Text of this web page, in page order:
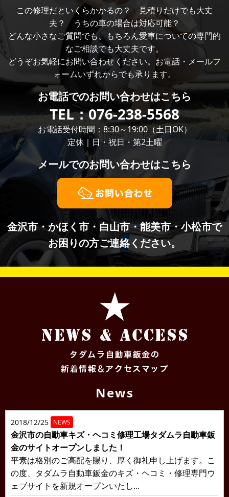
この修理だといくらかかるの？ 見積りだけでも大丈
夫？ うちの車の場合は対応可能？
どんな小さなご質問でも、もちろん愛車についての専門的
なご相談でも大丈夫です。
どうぞお気軽にお問い合わせください。お電話・メールフ
ォームいずれからでも承ります。
お電話でのお問い合わせはこちら
TEL：076-238-5568
お電話受付時間：8:30～19:00（土日OK）
定休｜日・祝日・第2土曜
メールでのお問い合わせはこちら
金沢市・かほく市・白山市・能美市・小松市で
お困りの方ご連絡ください。
News
2018/12/25 NEWS
金沢市の自動車キズ・ヘコミ修理工場タダムラ自動車鈑
金のサイトオープンしました！
平素は格別のご高配を賜り、厚く御礼申し上げます。こ
の度、タダムラ自動車鈑金のキズ・ヘコミ・修理専門ウ
ェブサイトを新規オープンいたし...